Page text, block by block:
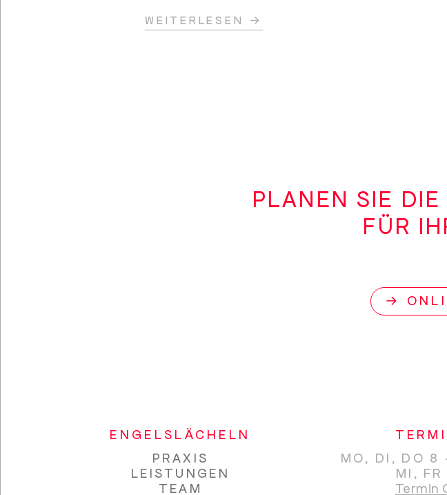
WEITERLESEN →
PLANEN SIE
FÜR
→
ENGELSLÄCHELN
PRAXIS
LEISTUNGEN
TEAM
MO, DI, DO 8
MI, FR
Termin